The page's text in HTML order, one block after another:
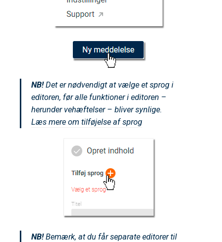
NB!Det er nødvendigt at vælge et sprog i
editoren, før alle funktioner i editoren –
herunder vehæftelser – bliver synlige.
Læs mere om tilføjelse af sprog
NB!Bemærk, at du får separate editorer til